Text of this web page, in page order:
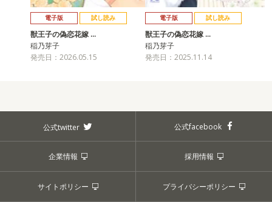
電子版 試し読み
獣王子の偽恋花嫁 …
稲乃芽子
発売日：2026.05.15
電子版 試し読み
獣王子の偽恋花嫁 …
稲乃芽子
発売日：2025.11.14
公式twitter 公式facebook
企業情報 採用情報
サイトポリシー プライバシーポリシー